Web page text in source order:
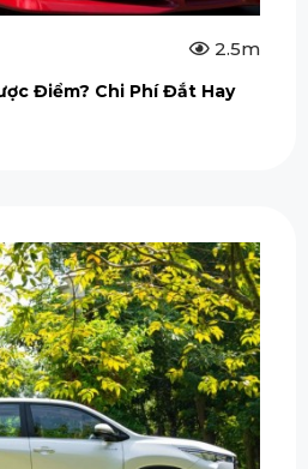
2.5m
Điểm? Chi Phí Đắt Hay